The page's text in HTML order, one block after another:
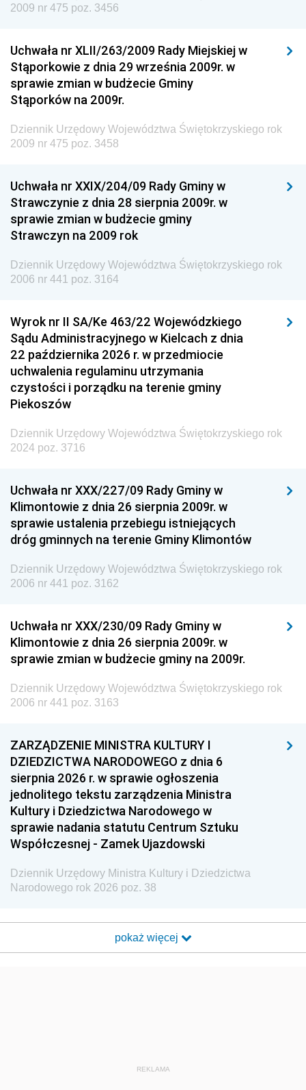
Dziennik Urzędowy Urzędu Patentowego
Dziennik Urzędowy Generalnej Dyrekcji Dróg
Krajowych i Autostrad
Dziennik Urzędowy Ministra Środowiska
Dziennik Urzędowy Ministra Edukacji
Dziennik Urzędowy Ministra Przemysłu
Dziennik Urzędowy Ministra Finansów i Gospodarki
Dziennik Urzędowy Ministra do Spraw Unii
Dziennik Urzędowy Agencji Wywiadu
2009 nr 475 poz. 3456
Uchwała nr XLII/263/2009 Rady Miejskiej w
Stąporkowie z dnia 29 września 2009r. w
sprawie zmian w budżecie Gminy
Stąporków na 2009r.
Dziennik Urzędowy Województwa Świętokrzyskiego rok
2009 nr 475 poz. 3458
Uchwała nr XXIX/204/09 Rady Gminy w
Strawczynie z dnia 28 sierpnia 2009r. w
sprawie zmian w budżecie gminy
Strawczyn na 2009 rok
Dziennik Urzędowy Województwa Świętokrzyskiego rok
2006 nr 441 poz. 3164
Wyrok nr II SA/Ke 463/22 Wojewódzkiego
Sądu Administracyjnego w Kielcach z dnia
22 października 2026 r. w przedmiocie
uchwalenia regulaminu utrzymania
czystości i porządku na terenie gminy
Piekoszów
Dziennik Urzędowy Województwa Świętokrzyskiego rok
2024 poz. 3716
Uchwała nr XXX/227/09 Rady Gminy w
Klimontowie z dnia 26 sierpnia 2009r. w
sprawie ustalenia przebiegu istniejących
dróg gminnych na terenie Gminy Klimontów
Dziennik Urzędowy Województwa Świętokrzyskiego rok
2006 nr 441 poz. 3162
Uchwała nr XXX/230/09 Rady Gminy w
Klimontowie z dnia 26 sierpnia 2009r. w
sprawie zmian w budżecie gminy na 2009r.
Dziennik Urzędowy Województwa Świętokrzyskiego rok
2006 nr 441 poz. 3163
ZARZĄDZENIE MINISTRA KULTURY I
DZIEDZICTWA NARODOWEGO z dnia 6
sierpnia 2026 r. w sprawie ogłoszenia
jednolitego tekstu zarządzenia Ministra
Kultury i Dziedzictwa Narodowego w
sprawie nadania statutu Centrum Sztuku
Współczesnej - Zamek Ujazdowski
Dziennik Urzędowy Ministra Kultury i Dziedzictwa
Narodowego rok 2026 poz. 38
pokaż więcej
REKLAMA